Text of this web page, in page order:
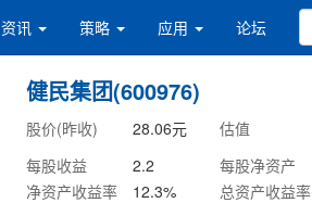
资讯 策略 应用 论坛
健民集团(600976)
股价(昨收) 28.06元 估值
每股收益
2.2 每股净资产
净资产收益率
12.3% 总资产收益率